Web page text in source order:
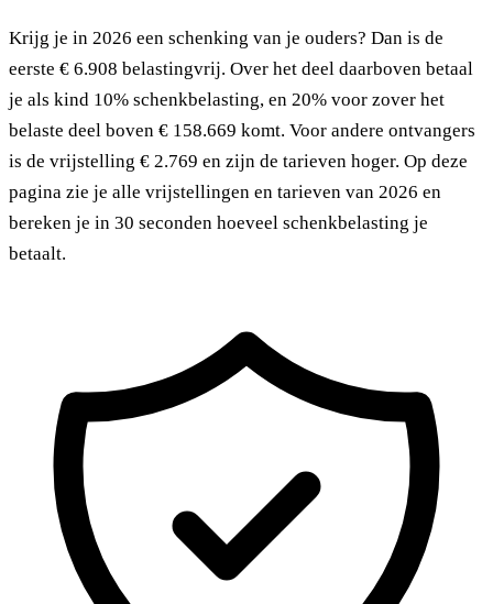
Krijg je in 2026 een schenking van je ouders? Dan is de
eerste € 6.908 belastingvrij. Over het deel daarboven betaal
je als kind 10% schenkbelasting, en 20% voor zover het
belaste deel boven € 158.669 komt. Voor andere ontvangers
is de vrijstelling € 2.769 en zijn de tarieven hoger. Op deze
pagina zie je alle vrijstellingen en tarieven van 2026 en
bereken je in 30 seconden hoeveel schenkbelasting je
betaalt.